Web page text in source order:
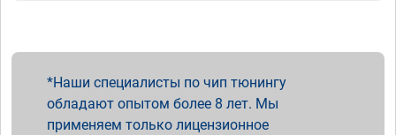
Наши специалисты по чип тюнингу
обладают опытом более 8 лет. Мы
применяем только лицензионное